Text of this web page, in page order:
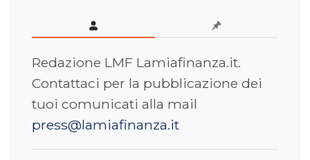
Redazione LMF Lamiafinanza.it.
Contattaci per la pubblicazione dei
tuoi comunicati alla mail
press@lamiafinanza.it